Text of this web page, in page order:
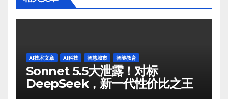
AI技术文章 AI科技 智慧城市 智能教育
Sonnet 5.5大泄露！对标
DeepSeek，新一代性价比之王